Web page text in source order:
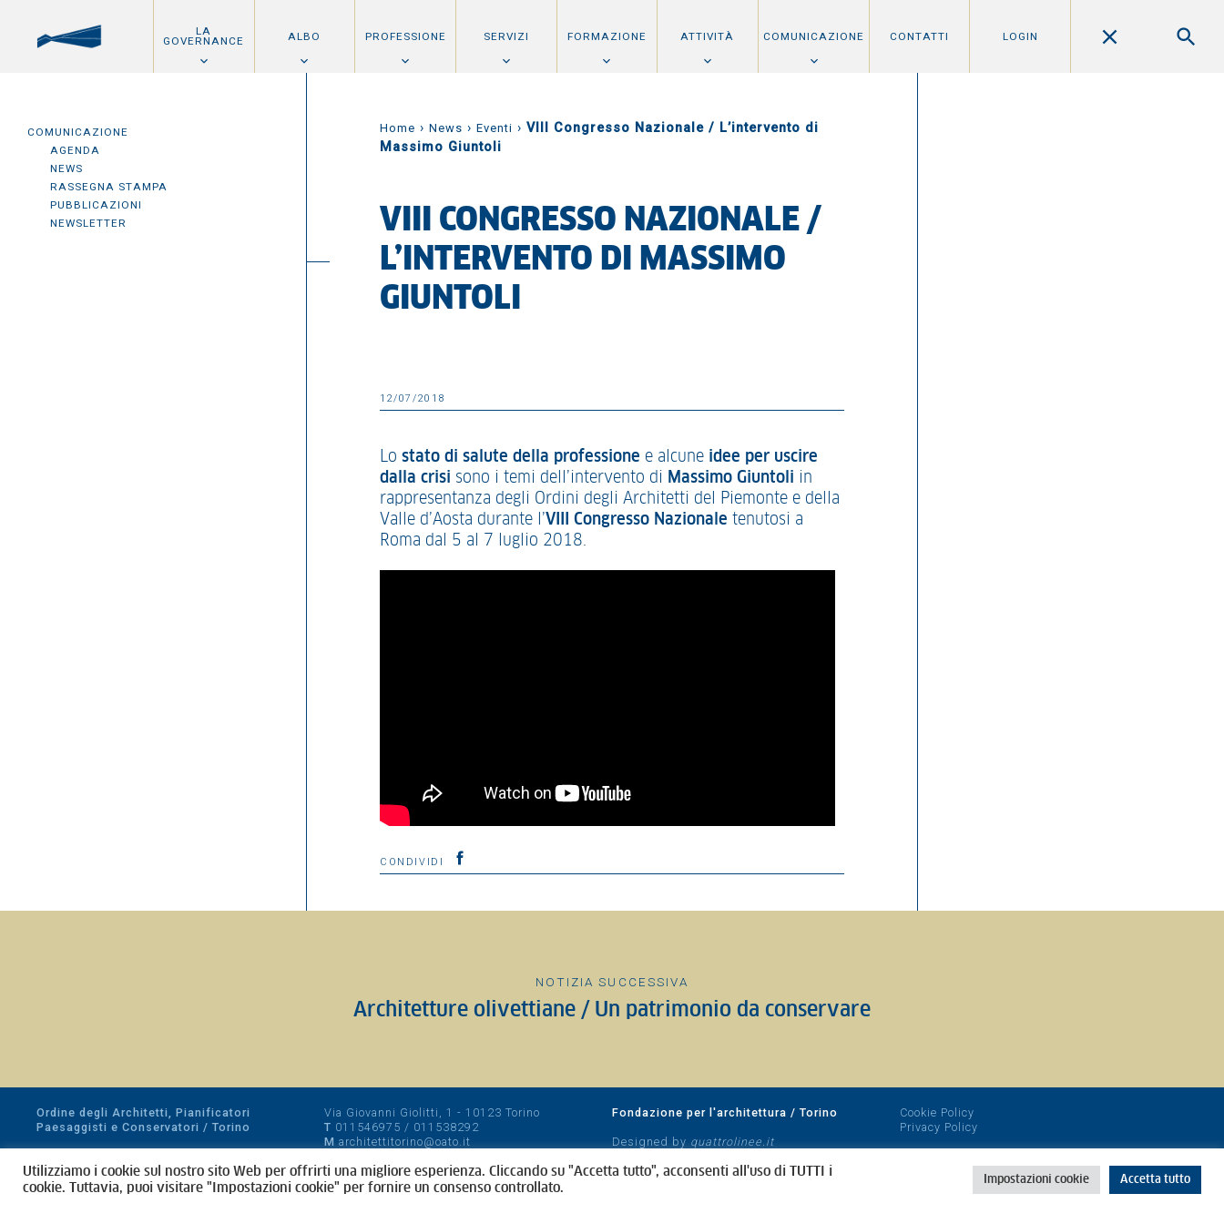
LA
GOVERNANCE ALBO PROFESSIONE SERVIZI FORMAZIONE ATTIVITÀ COMUNICAZIONE CONTATTI LOGIN
COMUNICAZIONE
AGENDA
NEWS
RASSEGNA STAMPA
PUBBLICAZIONI
NEWSLETTER
Home › News › Eventi › VIII Congresso Nazionale / L’intervento di
Massimo Giuntoli
VIII CONGRESSO NAZIONALE /
L’INTERVENTO DI MASSIMO
GIUNTOLI
12/07/2018
Lo stato di salute della professione e alcune idee per uscire
dalla crisi sono i temi dell’intervento di Massimo Giuntoli in
rappresentanza degli Ordini degli Architetti del Piemonte e della
Valle d’Aosta durante l’VIII Congresso Nazionale tenutosi a
Roma dal 5 al 7 luglio 2018.
CONDIVIDI
NOTIZIA SUCCESSIVA
Architetture olivettiane / Un patrimonio da conservare
Ordine degli Architetti, Pianificatori
Paesaggisti e Conservatori / Torino
CF 80089280012
Via Giovanni Giolitti, 1 - 10123 Torino
T 011546975 / 011538292
M architettitorino@oato.it
Fondazione per l'architettura / Torino
Designed by quattrolinee.it
Cookie Policy
Privacy Policy
Utilizziamo i cookie sul nostro sito Web per offrirti una migliore esperienza. Cliccando su "Accetta tutto", acconsenti all'uso di TUTTI i
cookie. Tuttavia, puoi visitare "Impostazioni cookie" per fornire un consenso controllato.
Impostazioni cookie Accetta tutto